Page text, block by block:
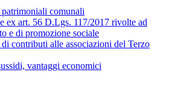
comunali
ex art. 56 D.Lgs. 117/2017 rivolte ad
e di promozione sociale
contributi alle associazioni del Terzo
vantaggi economici